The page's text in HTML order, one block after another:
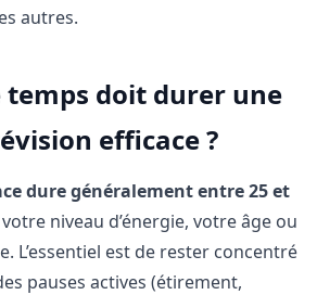
autres.
temps doit durer une
efficace ?
dure généralement entre 25 et
niveau d’énergie, votre âge ou
L’essentiel est de rester concentré
pauses actives (étirement,